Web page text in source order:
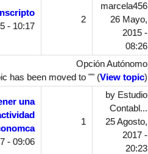
- 10:17
2
marcela456
26 Mayo,
2015 -
08:26
Opción Autónomo
has been moved to "" (View topic)
una
- 09:06
1
by Estudio
Contabl...
25 Agosto,
2017 -
20:23